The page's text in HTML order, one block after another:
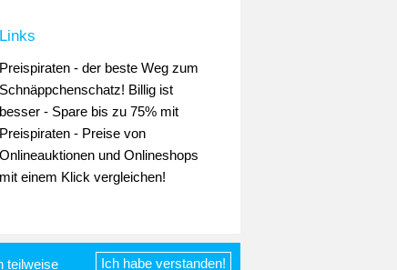
Links
Preispiraten - der beste Weg zum
Schnäppchenschatz! Billig ist
besser - Spare bis zu 75% mit
Preispiraten - Preise von
Onlineauktionen und Onlineshops
mit einem Klick vergleichen!
Ich habe verstanden!
teilweise